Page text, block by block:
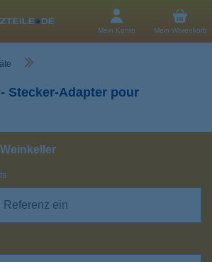
Mein Konto Mein Warenkorb
Stecker-Adapter pour